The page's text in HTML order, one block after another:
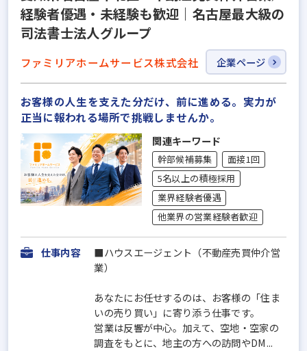
経験者優遇・未経験も歓迎｜名古屋最大級の
司法書士法人グループ
ファミリアホームサービス株式会社 企業ページ
お客様の人生を支えた分だけ、前に進める。実力が
正当に報われる場所で挑戦しませんか。
関連キーワード
幹部候補募集
面接1回
5名以上の積極採用
業界経験者優遇
他業界の営業経験者歓迎
仕事内容
■ハウスエージェント（不動産売買仲介営
業）
あなたにお任せするのは、お客様の「住ま
いの売り買い」に寄り添う仕事です。
営業は反響が中心。加えて、空地・空家の
調査をもとに、地主の方への訪問やDM...